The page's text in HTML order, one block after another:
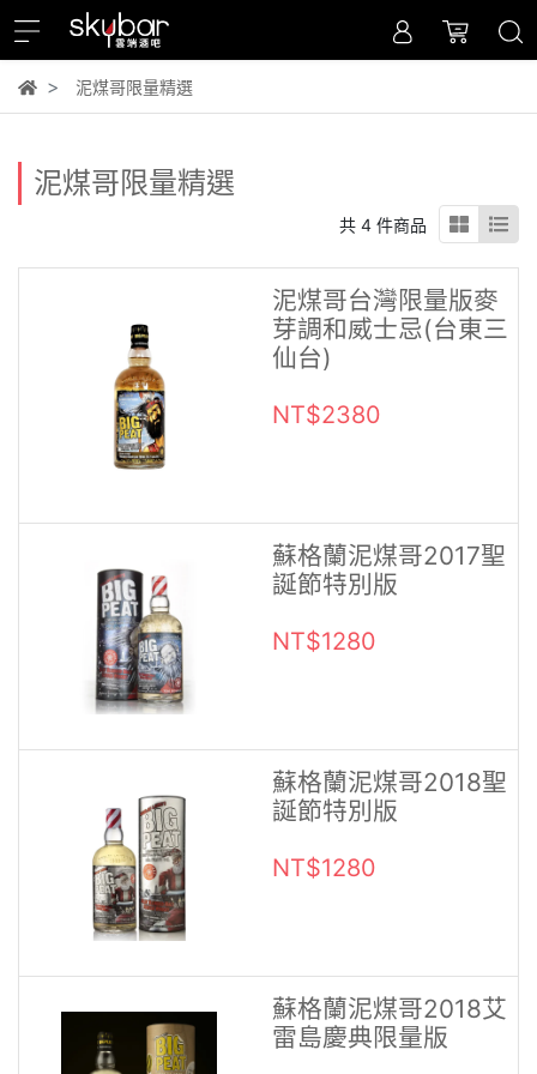
泥煤哥限量精選
泥煤哥限量精選
共 4 件商品
泥煤哥台灣限量版麥
芽調和威士忌(台東三
仙台)
NT$2380
蘇格蘭泥煤哥2017聖
誕節特別版
NT$1280
蘇格蘭泥煤哥2018聖
誕節特別版
NT$1280
蘇格蘭泥煤哥2018艾
雷島慶典限量版